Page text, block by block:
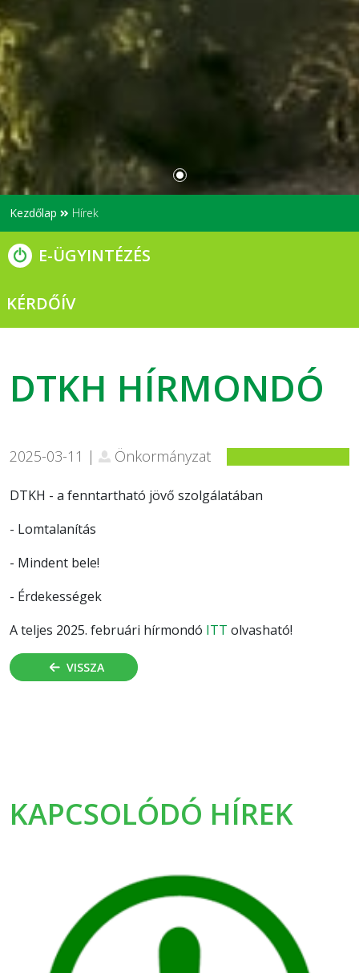
Kezdőlap Hírek
E-ÜGYINTÉZÉS
KÉRDŐÍV
DTKH HÍRMONDÓ
2025-03-11 | Önkormányzat
DTKH - a fenntartható jövő szolgálatában
- Lomtalanítás
- Mindent bele!
- Érdekességek
A teljes 2025. februári hírmondó ITT olvasható!
VISSZA
KAPCSOLÓDÓ HÍREK